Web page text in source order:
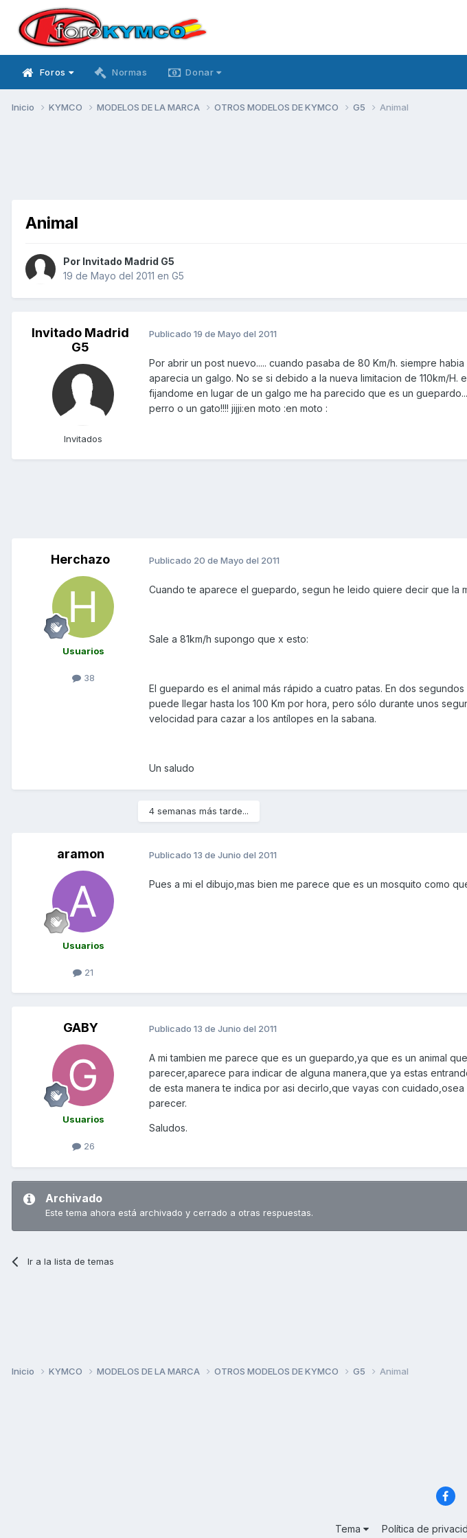
Foros Normas Donar
Inicio KYMCO MODELOS DE LA MARCA OTROS MODELOS DE KYMCO G5 Animal
Animal
Por Invitado Madrid G5
19 de Mayo del 2011 en G5
Invitado Madrid
G5
Invitados
Publicado 19 de Mayo del 2011
Por abrir un post nuevo..... cuando pasaba de 80 Km/h. siempre
aparecia un galgo. No se si debido a la nueva limitacion de 110km/H.
fijandome en lugar de un galgo me ha parecido que es un
perro o un gato!!!! jijji:en moto :en moto :
Herchazo
Usuarios
38
Publicado 20 de Mayo del 2011
Cuando te aparece el guepardo, segun he leido quiere decir que la
Sale a 81km/h supongo que x esto:
El guepardo es el animal más rápido a cuatro patas. En dos
puede llegar hasta los 100 Km por hora, pero sólo durante unos
velocidad para cazar a los antílopes en la sabana.
Un saludo
4 semanas más tarde...
aramon
Usuarios
21
Publicado 13 de Junio del 2011
Pues a mi el dibujo,mas bien me parece que es un mosquito como
GABY
Usuarios
26
Publicado 13 de Junio del 2011
A mi tambien me parece que es un guepardo,ya que es un animal
parecer,aparece para indicar de alguna manera,que ya estas
de esta manera te indica por asi decirlo,que vayas con
parecer.
Saludos.
Archivado
Este tema ahora está archivado y cerrado a otras respuestas.
Ir a la lista de temas
Inicio KYMCO MODELOS DE LA MARCA OTROS MODELOS DE KYMCO G5 Animal
Tema Política de